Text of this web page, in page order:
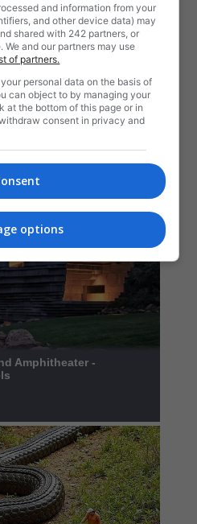
and information from your
and other device data) may
shared with 242 partners, or
and our partners may use
of partners.
personal data on the basis of
can object to by managing your
at the bottom of this page or in
consent in privacy and
options